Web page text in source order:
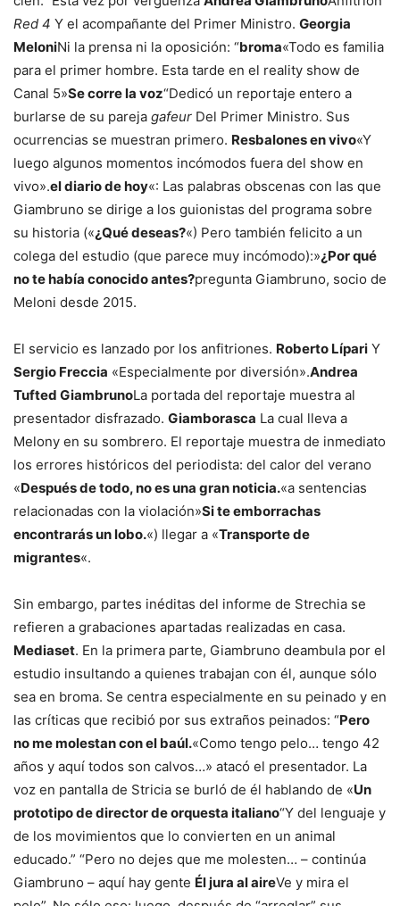
Red 4 Y el acompañante del Primer Ministro. Georgia
MeloniNi la prensa ni la oposición: “broma«Todo es familia
para el primer hombre. Esta tarde en el reality show de
Canal 5»Se corre la voz“Dedicó un reportaje entero a
burlarse de su pareja gafeur Del Primer Ministro. Sus
ocurrencias se muestran primero. Resbalones en vivo«Y
luego algunos momentos incómodos fuera del show en
vivo».el diario de hoy«: Las palabras obscenas con las que
Giambruno se dirige a los guionistas del programa sobre
su historia («¿Qué deseas?«) Pero también felicito a un
colega del estudio (que parece muy incómodo):»¿Por qué
no te había conocido antes?pregunta Giambruno, socio de
Meloni desde 2015.
El servicio es lanzado por los anfitriones. Roberto Lípari Y
Sergio Freccia «Especialmente por diversión».Andrea
Tufted GiambrunoLa portada del reportaje muestra al
presentador disfrazado. Giamborasca La cual lleva a
Melony en su sombrero. El reportaje muestra de inmediato
los errores históricos del periodista: del calor del verano
«Después de todo, no es una gran noticia.«a sentencias
relacionadas con la violación»Si te emborrachas
encontrarás un lobo.«) llegar a «Transporte de
migrantes«.
Sin embargo, partes inéditas del informe de Strechia se
refieren a grabaciones apartadas realizadas en casa.
Mediaset. En la primera parte, Giambruno deambula por el
estudio insultando a quienes trabajan con él, aunque sólo
sea en broma. Se centra especialmente en su peinado y en
las críticas que recibió por sus extraños peinados: “Pero
no me molestan con el baúl.«Como tengo pelo… tengo 42
años y aquí todos son calvos…» atacó el presentador. La
voz en pantalla de Stricia se burló de él hablando de «Un
prototipo de director de orquesta italiano“Y del lenguaje y
de los movimientos que lo convierten en un animal
educado.” “Pero no dejes que me molesten… – continúa
Giambruno – aquí hay gente Él jura al aireVe y mira el